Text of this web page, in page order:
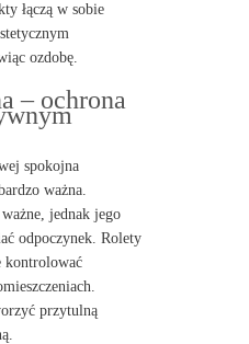
łączą w sobie
ozdobę.
– ochrona
spokojna
ważna.
jednak jego
odpoczynek. Rolety
kontrolować
przytulną